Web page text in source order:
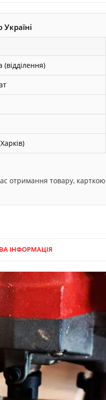
отримання товару,
ІНФОРМАЦІЯ